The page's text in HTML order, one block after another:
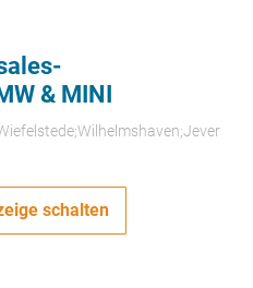
& MINI
schalten